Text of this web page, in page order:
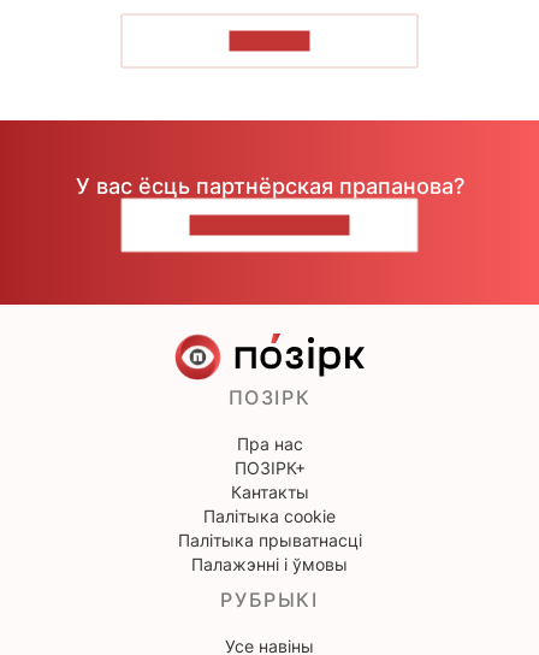
У вас ёсць партнёрская прапанова?
ПОЗІРК
Пра нас
ПОЗІРК+
Кантакты
Палітыка cookie
Палітыка прыватнасці
Палажэнні і ўмовы
РУБРЫКІ
Усе навіны